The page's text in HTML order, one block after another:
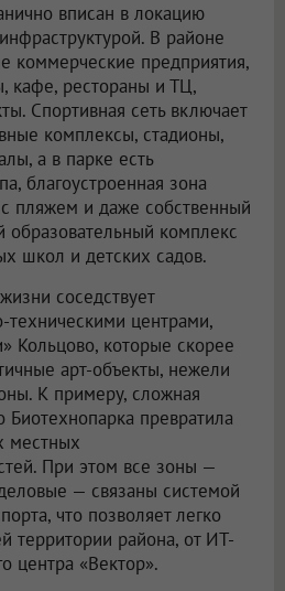
вписан в локацию
В районе
коммерческие предприятия,
кафе, рестораны и ТЦ,
Спортивная сеть включает
комплексы, стадионы,
а в парке есть
благоустроенная зона
пляжем и даже собственный
образовательный комплекс
школ и детских садов.
соседствует
центрами,
Кольцово, которые скорее
арт-объекты, нежели
К примеру, сложная
Биотехнопарка превратила
местных
При этом все зоны —
— связаны системой
что позволяет легко
территории района, от ИТ-
центра «Вектор».